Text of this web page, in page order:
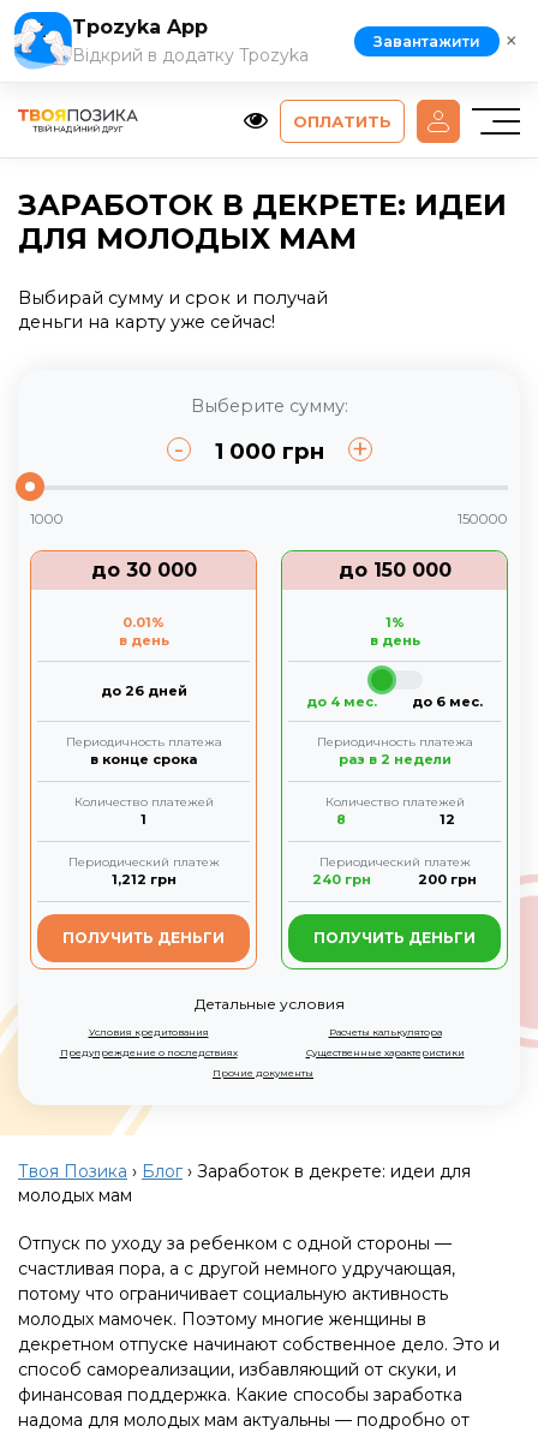
ОПЛАТИТЬ
ЗАРАБОТОК В ДЕКРЕТЕ: ИДЕИ
ДЛЯ МОЛОДЫХ МАМ
Выбирай сумму и срок и получай
деньги на карту уже сейчас!
Выберите сумму:
- 1 000 грн +
1000 150000
до 30 000
0.01%
в день
до 26 дней
Периодичность платежа
в конце срока
Количество платежей
1
Периодический платеж
1,212 грн
ПОЛУЧИТЬ ДЕНЬГИ
до 150 000
1%
в день
до 4 мес. до 6 мес.
Периодичность платежа
раз в 2 недели
Количество платежей
8 12
Периодический платеж
240грн 200 грн
ПОЛУЧИТЬ ДЕНЬГИ
Детальные условия
Условия кредитования
Расчеты калькулятора
Предупреждение о последствиях
Существенные характеристики
Прочие документы
Твоя Позика › Блог› Заработок в декрете: идеи для
молодых мам
Отпуск по уходу за ребенком с одной стороны —
счастливая пора, а с другой немного удручающая,
потому что ограничивает социальную активность
молодых мамочек. Поэтому многие женщины в
декретном отпуске начинают собственное дело. Это и
способ самореализации, избавляющий от скуки, и
финансовая поддержка. Какие способы заработка
надома для молодых мам актуальны — подробно от
Tpozyka App
Відкрий в додатку Tpozyka
Завантажити ×